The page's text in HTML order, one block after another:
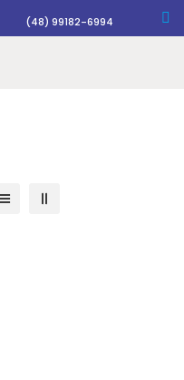
(48) 99182-6994